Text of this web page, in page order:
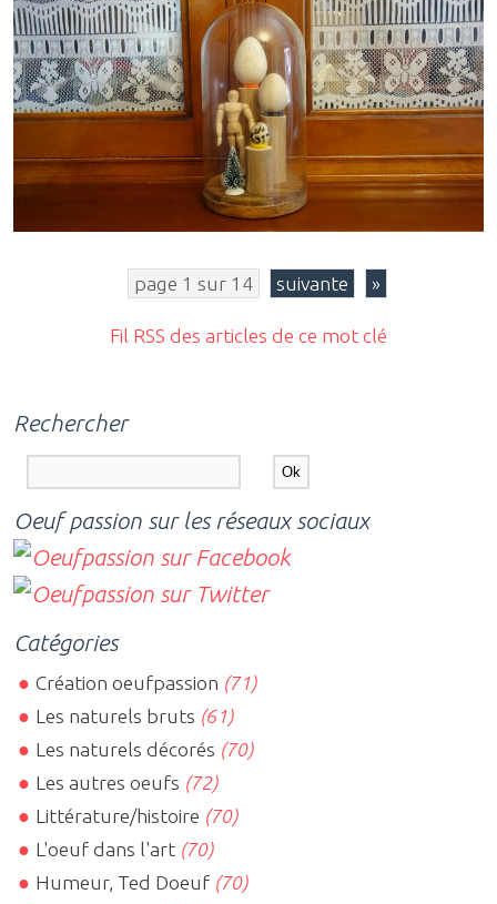
page 1 sur 14 suivante »
Fil RSS des articles de ce mot clé
Rechercher
Oeuf passion sur les réseaux sociaux
Catégories
Création oeufpassion (71)
Les naturels bruts (61)
Les naturels décorés (70)
Les autres oeufs (72)
Littérature/histoire (70)
L'oeuf dans l'art (70)
Humeur, Ted Doeuf (70)